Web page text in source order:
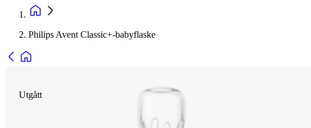
Philips Avent Classic+-babyflaske
Utgått